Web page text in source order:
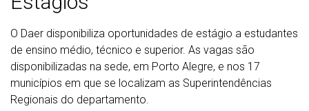
O Daer disponibiliza oportunidades de estágio a estudantes
de ensino médio, técnico e superior. As vagas são
disponibilizadas na sede, em Porto Alegre, e nos 17
municípios em que se localizam as Superintendências
Regionais do departamento.